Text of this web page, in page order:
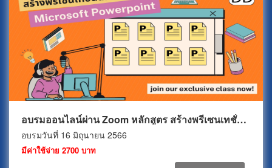
อบรมออนไลน์ผ่าน Zoom หลักสูตร สร้างพรีเซนเทชั่นด้วยโปรแกรม Microsoft PowerPoint (PPT Basic)
อบรมวันที่ 16 มิถุนายน 2566
มีค่าใช้จ่าย 2700 บาท